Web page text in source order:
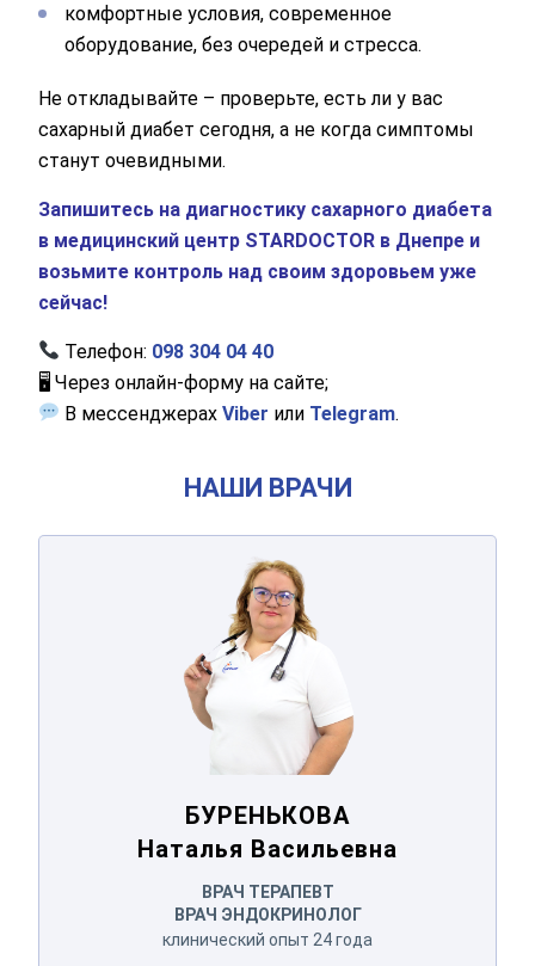
комфортные условия, современное
оборудование, без очередей и стресса.
Не откладывайте – проверьте, есть ли у вас
сахарный диабет сегодня, а не когда симптомы
станут очевидными.
Запишитесь на диагностику сахарного диабета
в медицинский центр STARDOCTOR в Днепре и
возьмите контроль над своим здоровьем уже
сейчас!
Телефон: 098 304 04 40
🖥 Через онлайн-форму на сайте;
В мессенджерахViber или Telegram.
НАШИ ВРАЧИ
БУРЕНЬКОВА
БУРЕНЬКОВА
Наталья Васильевна
ВРАЧ ТЕРАПЕВТ
ВРАЧ ЭНДОКРИНОЛОГ
клинический опыт 24 года
данные
Спасибо!
Мы получили ваше обращение.